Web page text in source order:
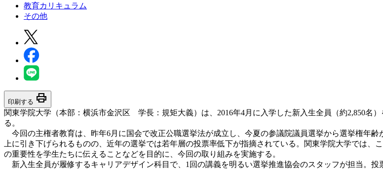
教育カリキュラム
その他
印刷する print
関東学院大学（本部：横浜市金沢区 学長：規矩大義）は、2016年4月に入学した新入生全員（約2,850名
る。
今回の主権者教育は、昨年6月に国会で改正公職選挙法が成立し、今夏の参議院議員選挙から選挙権年
上に引き下げられるものの、近年の選挙では若年層の投票率低下が指摘されている。関東学院大学では
の重要性を学生たちに伝えることなどを目的に、今回の取り組みを実施する。
新入生全員が履修するキャリアデザイン科目で、1回の講義を明るい選挙推進協会のスタッフが担当。